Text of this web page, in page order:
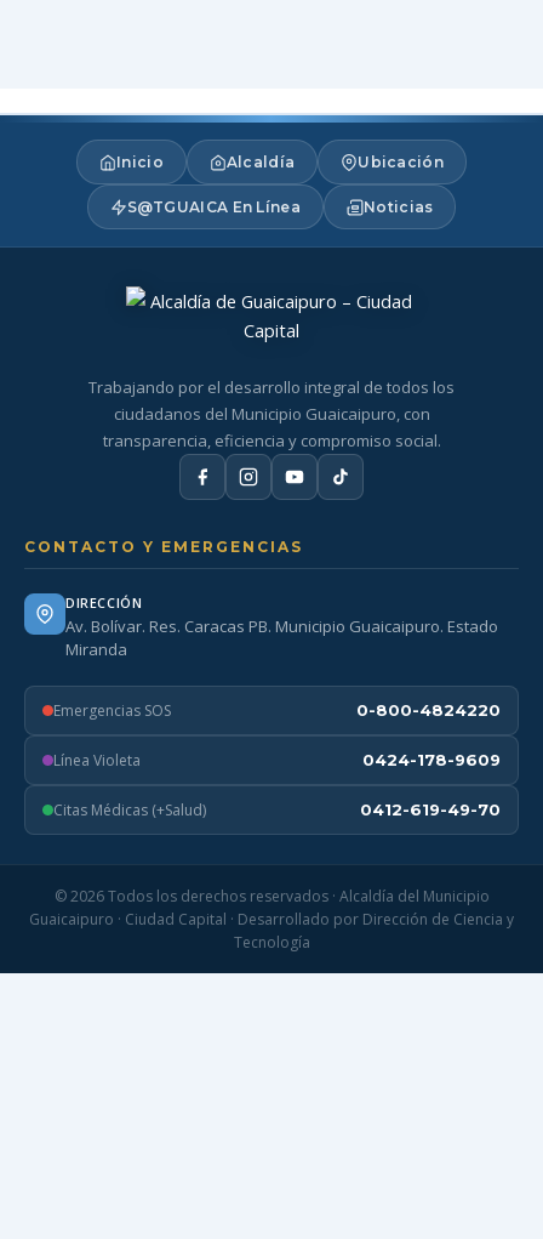
Inicio Alcaldía Ubicación
S@TGUAICA En Línea Noticias
Trabajando por el desarrollo integral de todos los
ciudadanos del Municipio Guaicaipuro, con
transparencia, eficiencia y compromiso social.
CONTACTO Y EMERGENCIAS
DIRECCIÓN
Av. Bolívar. Res. Caracas PB. Municipio Guaicaipuro. Estado
Miranda
Emergencias SOS 0-800-4824220
Línea Violeta 0424-178-9609
Citas Médicas (+Salud) 0412-619-49-70
© 2026 Todos los derechos reservados · Alcaldía del Municipio
Guaicaipuro · Ciudad Capital · Desarrollado por Dirección de Ciencia y
Tecnología